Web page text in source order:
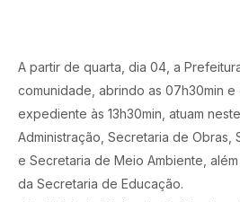
A partir de quarta, dia 04, a
comunidade, abrindo as 07h30min
expediente às 13h30min, atuam
Administração, Secretaria de Obras,
e Secretaria de Meio Ambiente,
da Secretaria de Educação.